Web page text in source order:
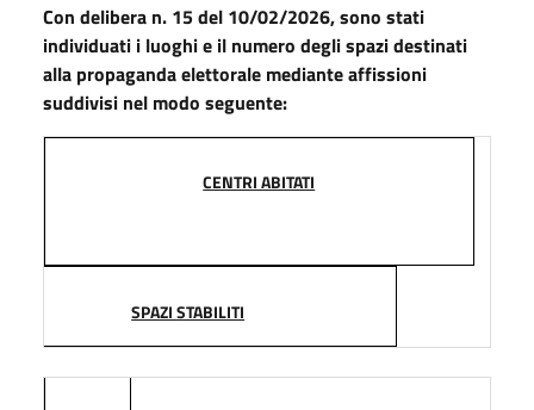
Con delibera n. 15 del 10/02/2026, sono stati
individuati i luoghi e il numero degli spazi destinati
alla propaganda elettorale mediante affissioni
suddivisi nel modo seguente:
CENTRI ABITATI
SPAZI STABILITI